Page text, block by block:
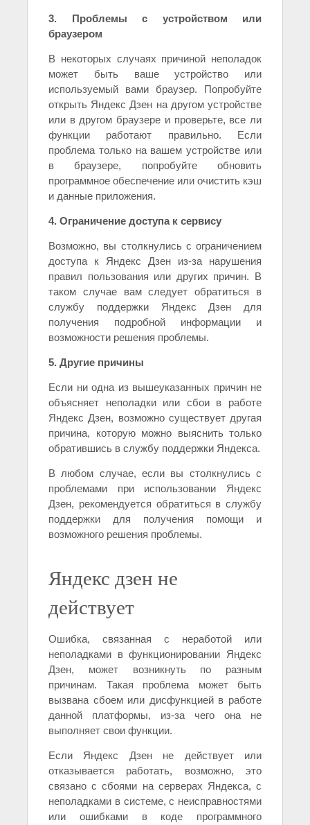
3. Проблемы с устройством или
браузером
В некоторых случаях причиной неполадок
может быть ваше устройство или
используемый вами браузер. Попробуйте
открыть Яндекс Дзен на другом устройстве
или в другом браузере и проверьте, все ли
функции работают правильно. Если
проблема только на вашем устройстве или
в браузере, попробуйте обновить
программное обеспечение или очистить кэш
и данные приложения.
4. Ограничение доступа к сервису
Возможно, вы столкнулись с ограничением
доступа к Яндекс Дзен из-за нарушения
правил пользования или других причин. В
таком случае вам следует обратиться в
службу поддержки Яндекс Дзен для
получения подробной информации и
возможности решения проблемы.
5. Другие причины
Если ни одна из вышеуказанных причин не
объясняет неполадки или сбои в работе
Яндекс Дзен, возможно существует другая
причина, которую можно выяснить только
обратившись в службу поддержки Яндекса.
В любом случае, если вы столкнулись с
проблемами при использовании Яндекс
Дзен, рекомендуется обратиться в службу
поддержки для получения помощи и
возможного решения проблемы.
Яндекс дзен не
действует
Ошибка, связанная с неработой или
неполадками в функционировании Яндекс
Дзен, может возникнуть по разным
причинам. Такая проблема может быть
вызвана сбоем или дисфункцией в работе
данной платформы, из-за чего она не
выполняет свои функции.
Если Яндекс Дзен не действует или
отказывается работать, возможно, это
связано с сбоями на серверах Яндекса, с
неполадками в системе, с неисправностями
или ошибками в коде программного